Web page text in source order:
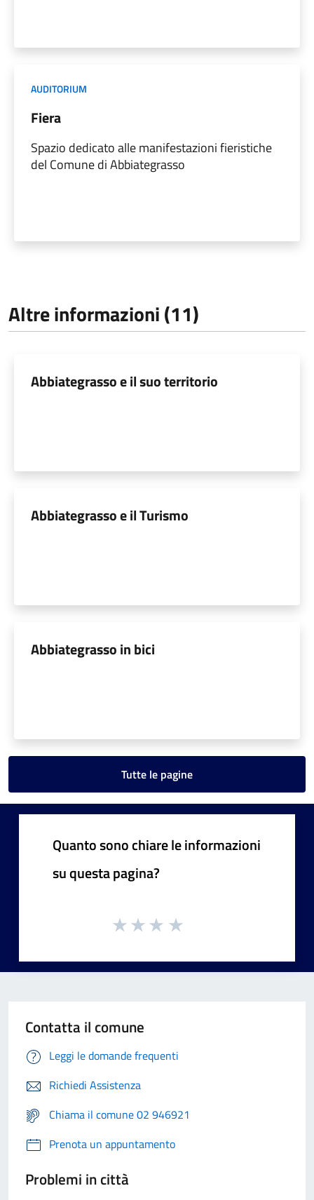
AUDITORIUM
Fiera
Spazio dedicato alle manifestazioni fieristiche
del Comune di Abbiategrasso
Altre informazioni (11)
Abbiategrasso e il suo territorio
Abbiategrasso e il Turismo
Abbiategrasso in bici
Tutte le pagine
Quanto sono chiare le informazioni
su questa pagina?
Contatta il comune
Leggi le domande frequenti
Richiedi Assistenza
Chiama il comune 02 946921
Prenota un appuntamento
Problemi in città